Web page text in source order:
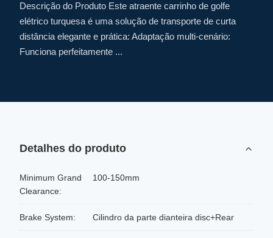
Descrição do Produto Este atraente carrinho de golfe
elétrico turquesa é uma solução de transporte de curta
distância elegante e prática: Adaptação multi-cenário:
Funciona perfeitamente ...
Detalhes do produto
Minimum Grand
Clearance:
100-150mm
Brake System: Cilindro da parte dianteira disc+Rear